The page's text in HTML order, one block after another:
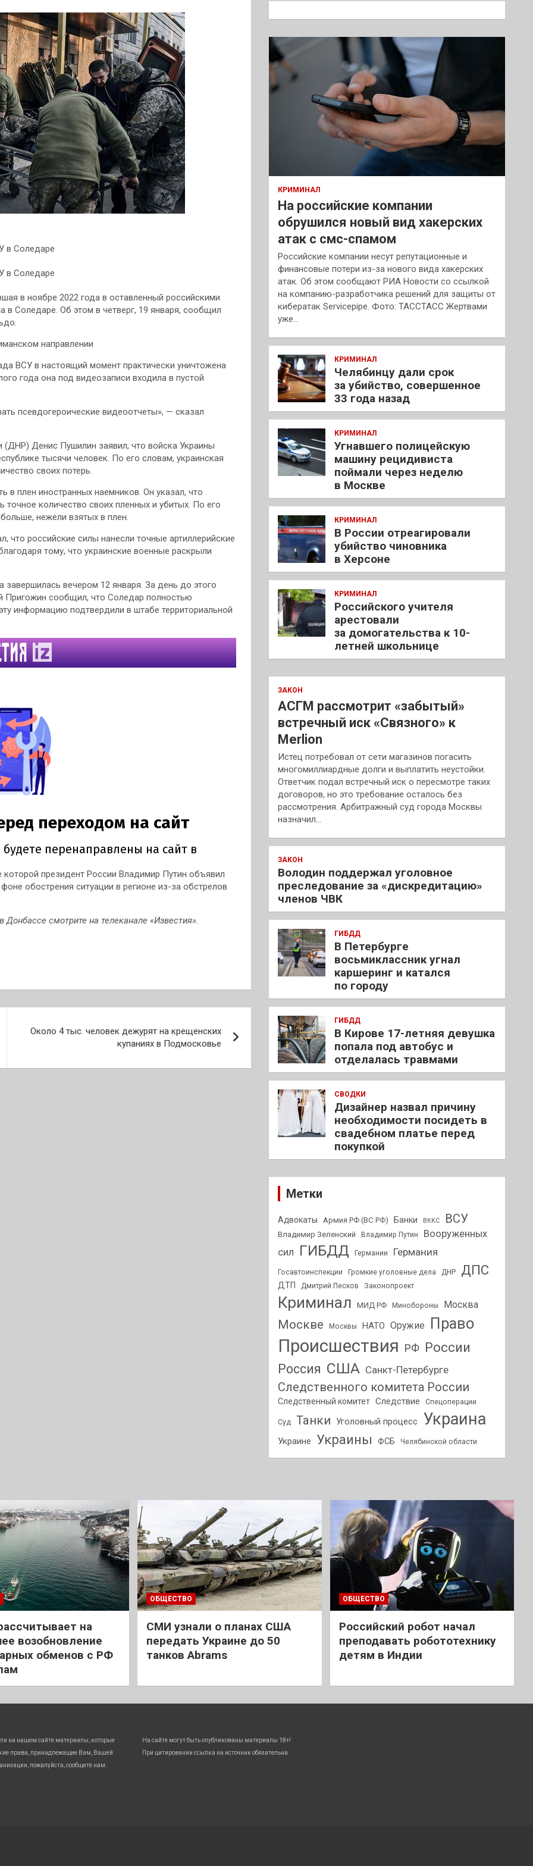
в ноябре 2022 года в оставленный российскими
в Соледаре. Об этом в четверг, 19 января, сообщил
направлении
ВСУ в настоящий момент практически уничтожена
года она под видеозаписи входила в пустой
псевдогероические видеоотчеты», — сказал
Денис Пушилин заявил, что войска Украины
тысячи человек. По его словам, украинская
своих потерь.
в плен иностранных наемников. Он указал, что
количество своих пленных и убитых. По его
нежели взятых в плен.
что российские силы нанесли точные артиллерийские
тому, что украинские военные раскрыли
вечером 12 января. За день до этого
Пригожин сообщил, что Соледар полностью
информацию подтвердили в штабе территориальной
президент России Владимир Путин объявил
обострения ситуации в регионе из-за обстрелов
смотрите на телеканале «Известия».
Около 4 тыс. человек дежурят на крещенских
купаниях в Подмосковье
к
КРИМИНАЛ
На российские компании
обрушился новый вид хакерских
атак с смс-спамом
Российские компании несут репутационные и
финансовые потери из-за нового вида хакерских
атак. Об этом сообщают РИА Новости со ссылкой
на компанию-разработчика решений для защиты от
кибератак Servicepipe. Фото: ТАССТАСС Жертвами
уже…
КРИМИНАЛ
Челябинцу дали срок
за убийство, совершенное
33 года назад
КРИМИНАЛ
Угнавшего полицейскую
машину рецидивиста
поймали через неделю
в Москве
КРИМИНАЛ
В России отреагировали
убийство чиновника
в Херсоне
КРИМИНАЛ
Российского учителя
арестовали
за домогательства к 10-
летней школьнице
ЗАКОН
АСГМ рассмотрит «забытый»
встречный иск «Связного» к
Merlion
Истец потребовал от сети магазинов погасить
многомиллиардные долги и выплатить неустойки.
Ответчик подал встречный иск о пересмотре таких
договоров, но это требование осталось без
рассмотрения. Арбитражный суд города Москвы
назначил…
ЗАКОН
Володин поддержал уголовное
преследование за «дискредитацию»
членов ЧВК
ГИБДД
В Петербурге
восьмиклассник угнал
каршеринг и катался
по городу
ГИБДД
В Кирове 17-летняя девушка
попала под автобус и
отделалась травмами
СВОДКИ
Дизайнер назвал причину
необходимости посидеть в
свадебном платье перед
покупкой
Метки
Адвокаты Армия РФ (ВС РФ) Банки ВККС ВСУ
Владимир Зеленский Владимир Путин
Вооруженных
сил
ГИБДД Германии Германия
Госавтоинспекции Громкие уголовные дела ДНР ДПС
ДТП Дмитрий Песков Законопроект
Криминал МИД РФ Минобороны Москва
Москве Москвы НАТО Оружие Право
Происшествия РФ России
Россия США Санкт-Петербурге
Следственного комитета России
Следственный комитет Следствие Спецоперации
Суд Танки Уголовный процесс Украина
Украине Украины ФСБ Челябинской области
на
возобновление
обменов с РФ
ОБЩЕСТВО
СМИ узнали о планах США
передать Украине до 50
танков Abrams
ОБЩЕСТВО
Российский робот начал
преподавать робототехнику
детям в Индии
на нашем сайте материалы, которые
права, принадлежащие Вам, Вашей
пожалуйста, сообщите нам.
На сайте могут быть опубликованы материалы 18+!
При цитировании ссылка на источник обязательна.